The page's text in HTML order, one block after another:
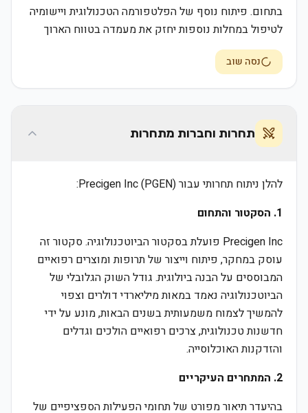
בתחום. פיתוח נוסף של הפלטפורמה הטכנולוגית ויישומיה
לטיפול במחלות נוספות יחזק את מעמדה בטווח הארוך
נסה שוב
תחרות וחברות מתחרות
להלן ניתוח תחרותי עבור Precigen Inc (PGEN):
1. הסקטור והתחום
Precigen Inc פועלת בסקטור הביוטכנולוגיה. סקטור זה
עוסק במחקר, פיתוח וייצור של תרופות ומוצרים רפואיים
המבוססים על הבנה ביולוגית. גודל השוק הגלובלי של
הביוטכנולוגיה נאמד במאות מיליארדי דולרים וצפוי
להמשיך לצמוח משמעותית בשנים הבאות, מונע על ידי
חדשנות טכנולוגית, צרכים רפואיים הולכים וגדלים
והזדקנות האוכלוסייה.
2. המתחרים העיקריים
בהיעדר תיאור מפורט של תחומי הפעילות הספציפיים של